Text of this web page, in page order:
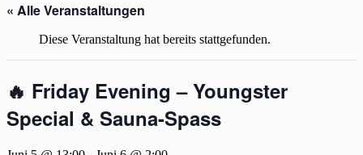
« Alle Veranstaltungen
Diese Veranstaltung hat bereits stattgefunden.
🔥 Friday Evening – Youngster
Special & Sauna-Spass